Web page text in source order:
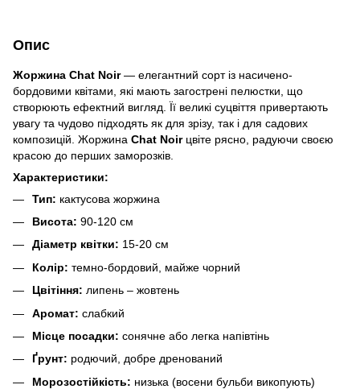
Опис
Жоржина Chat Noir— елегантний сорт із насичено-
бордовими квітами, які мають загострені пелюстки, що
створюють ефектний вигляд. Її великі суцвіття привертають
увагу та чудово підходять як для зрізу, так і для садових
композицій. Жоржина Chat Noirцвіте рясно, радуючи своєю
красою до перших заморозків.
Характеристики:
Тип: кактусова жоржина
Висота: 90-120 см
Діаметр квітки: 15-20 см
Колір: темно-бордовий, майже чорний
Цвітіння: липень – жовтень
Аромат: слабкий
Місце посадки: сонячне або легка напівтінь
Ґрунт: родючий, добре дренований
Морозостійкість: низька (восени бульби викопують)